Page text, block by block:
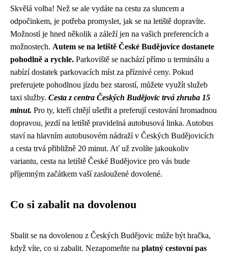
Skvělá volba! Než se ale vydáte na cestu za sluncem a
odpočinkem, je potřeba promyslet, jak se na letiště dopravíte.
Možností je hned několik a záleží jen na vašich preferencích a
možnostech. Autem se na letiště České Budějovice dostanete
pohodlně a rychle. Parkoviště se nachází přímo u terminálu a
nabízí dostatek parkovacích míst za příznivé ceny. Pokud
preferujete pohodlnou jízdu bez starostí, můžete využít služeb
taxi služby. Cesta z centra Českých Budějovic trvá zhruba 15
minut. Pro ty, kteří chtějí ušetřit a preferují cestování hromadnou
dopravou, jezdí na letiště pravidelná autobusová linka. Autobus
staví na hlavním autobusovém nádraží v Českých Budějovicích
a cesta trvá přibližně 20 minut. Ať už zvolíte jakoukoliv
variantu, cesta na letiště České Budějovice pro vás bude
příjemným začátkem vaší zasloužené dovolené.
Co si zabalit na dovolenou
Sbalit se na dovolenou z Českých Budějovic může být hračka,
když víte, co si zabalit. Nezapomeňte na platný cestovní pas